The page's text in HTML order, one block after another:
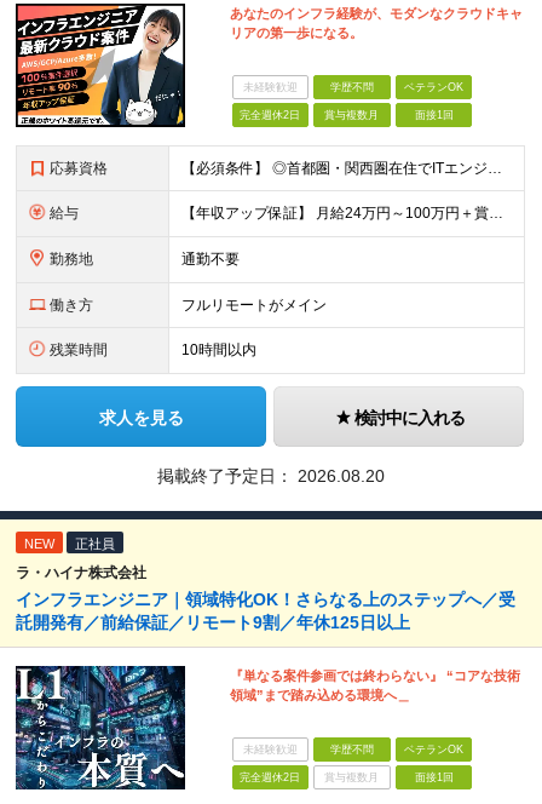
あなたのインフラ経験が、モダンなクラウドキャ
リアの第一歩になる。
未経験歓迎 学歴不問 ベテランOK
完全週休2日 賞与複数月 面接1回
応募資格 【必須条件】 ◎⾸都圏・関⻄圏在住でITエンジニアとしての実務経験が3年以上ある⽅（開発・インフラいずれも歓迎） →⾸都圏（東京、神奈川、千葉、埼⽟）、関⻄圏（⼤阪、兵庫、京都）在住のITエンジニア採
給与 【年収アップ保証】 月給24万円～100万円＋賞与（年3回）＋諸手当 ◆想定年収432万円〜1200万円(経験・スキルを考慮し決定) ※年収アップ保証付帯 ◆基本給には⽉20時間分の固定残業代(31,
勤務地 通勤不要
働き方 フルリモートがメイン
残業時間 10時間以内
求人を見る 検討中に入れる
掲載終了予定日： 2026.08.20
NEW 正社員
ラ・ハイナ株式会社
インフラエンジニア｜領域特化OK！さらなる上のステップへ／受
託開発有／前給保証／リモート9割／年休125日以上
『単なる案件参画では終わらない』 “コアな技術
領域”まで踏み込める環境へ＿
未経験歓迎 学歴不問 ベテランOK
完全週休2日 賞与複数月 面接1回